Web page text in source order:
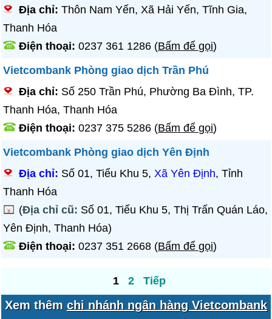
Địa chỉ:Thôn Nam Yến, Xã Hải Yến, Tĩnh Gia,
Thanh Hóa
Điện thoại:0237 361 1286 (Bấm để gọi)
Vietcombank Phòng giao dịch Trần Phú
Địa chỉ: Số 250 Trần Phú, Phường Ba Đình, TP.
Thanh Hóa, Thanh Hóa
Điện thoại:0237 375 5286 (Bấm để gọi)
Vietcombank Phòng giao dịch Yên Định
Địa chỉ: Số 01, Tiểu Khu 5,Xã Yên Định, Tỉnh
Thanh Hóa
(Địa chỉ cũ: Số 01, Tiểu Khu 5, Thị Trấn Quán Láo,
Yên Định, Thanh Hóa)
Điện thoại:0237 351 2668 (Bấm để gọi)
1 2 Tiếp
Xem thêm chi nhánh ngân hàng Vietcombank